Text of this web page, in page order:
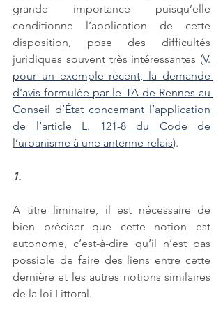
grande importance puisqu’elle
conditionne l’application de cette
disposition, pose des difficultés
juridiques souvent très intéressantes (V.
pour un exemple récent, la demande
d’avis formulée par le TA de Rennes au
Conseil d’État concernant l’application
de l’article L. 121-8 du Code de
l’urbanisme à une antenne-relais).
1.
A titre liminaire, il est nécessaire de
bien préciser que cette notion est
autonome, c’est-à-dire qu’il n’est pas
possible de faire des liens entre cette
dernière et les autres notions similaires
de la loi Littoral.